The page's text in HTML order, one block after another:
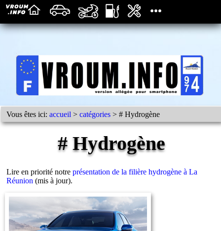
Vous êtes ici:accueil >catégories > # Hydrogène
# Hydrogène
Lire en priorité notre présentation de la filière hydrogène à La
Réunion (mis à jour).